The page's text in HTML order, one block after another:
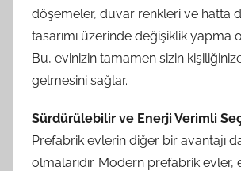
döşemeler, duvar renkleri ve hatta
tasarımı üzerinde değişiklik yapma
Bu, evinizin tamamen sizin
gelmesini sağlar.
Sürdürülebilir ve Enerji Verimli
Prefabrik evlerin diğer bir avantajı
olmalarıdır. Modern prefabrik evler,